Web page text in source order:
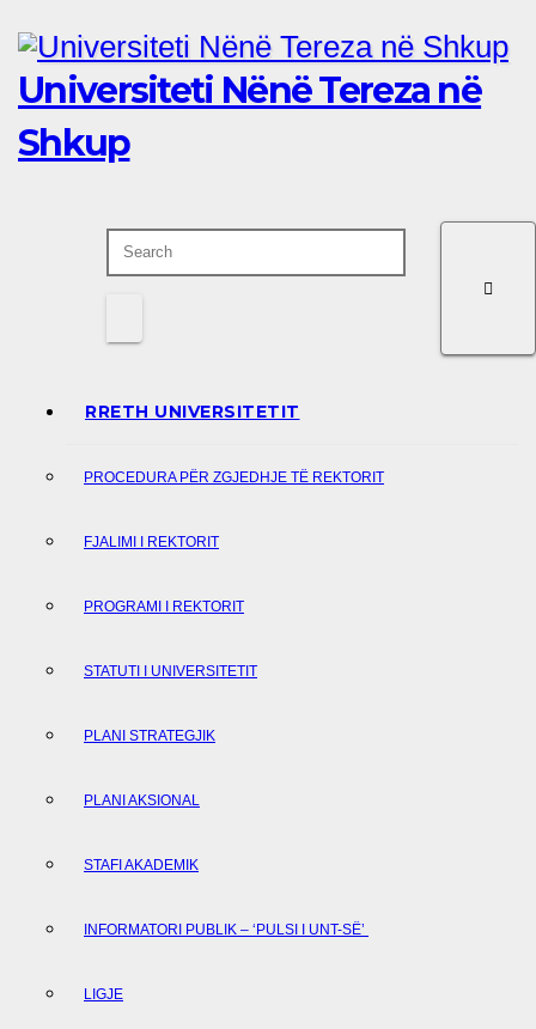
content
Universiteti Nënë Tereza në
Shkup
RRETH UNIVERSITETIT
PROCEDURA PËR ZGJEDHJE TË REKTORIT
FJALIMI I REKTORIT
PROGRAMI I REKTORIT
STATUTI I UNIVERSITETIT
PLANI STRATEGJIK
PLANI AKSIONAL
STAFI AKADEMIK
INFORMATORI PUBLIK – ‘PULSI I UNT-SË’
LIGJE